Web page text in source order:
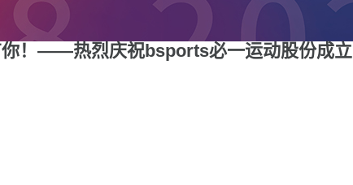
！——热烈庆祝bsports必一运动股份成立